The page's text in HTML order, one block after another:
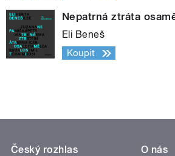
Nepatrná ztráta
Eli Beneš
Koupit
Český rozhlas
O nás